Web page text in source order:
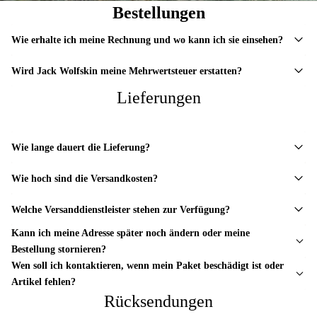
Bestellungen
Wie erhalte ich meine Rechnung und wo kann ich sie einsehen?
Wird Jack Wolfskin meine Mehrwertsteuer erstatten?
Lieferungen
Wie lange dauert die Lieferung?
Wie hoch sind die Versandkosten?
Welche Versanddienstleister stehen zur Verfügung?
Kann ich meine Adresse später noch ändern oder meine
Bestellung stornieren?
Wen soll ich kontaktieren, wenn mein Paket beschädigt ist oder
Artikel fehlen?
Rücksendungen